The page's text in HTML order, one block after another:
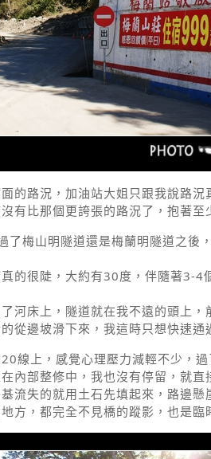
的路況，加油站大姐只跟我說路況
有比那個更誇張的路況了，抱著
梅山明隧道還是梅蘭明隧道之後
的很陡，大約有30度，伴隨著3-4
河床上，隧道就在我不遠的頭上
從邊坡滑下來，我這時只想快速通
線上，感覺心理壓力減輕不少，
內部整修中，我也沒有停留，就直
流失的就用土石先填起來，路邊
方，都完全不見橋的蹤影，也是